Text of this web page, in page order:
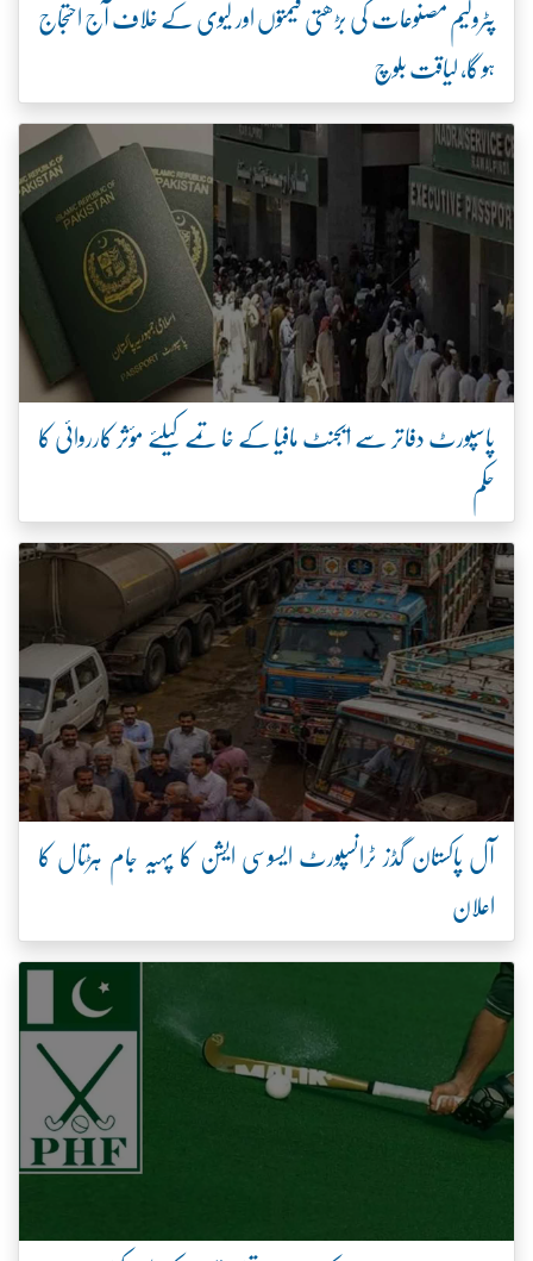
پٹرولیم مصنوعات کی بڑھتی قیمتوں اور لیوی کے خلاف آج احتجاج
ہو گا، لیاقت بلوچ
پاسپورٹ دفاتر سے ایجنٹ مافیا کے خاتمے کیلئے مؤثر کارروائی کا
حکم
آل پاکستان گڈز ٹرانسپورٹ ایسوسی ایشن کا پہیہ جام ہڑتال کا
اعلان